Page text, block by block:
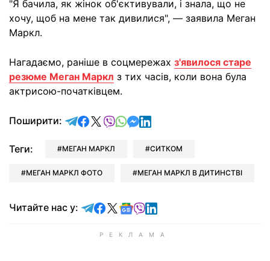
"Я бачила, як жінок об'єктивували, і знала, що не
хочу, щоб на мене так дивилися", — заявила Меган
Маркл.
Нагадаємо, раніше в соцмережах з'явилося старе
резюме Меган Маркл з тих часів, коли вона була
актрисою-початківцем.
Поширити: відправити у Telegram
поділитись у Facebook
поділитись у X
відправити у Viber
відправити у Whatsapp
відправити у Messenger
відправити у LinkedIn
Теги: МЕГАН МАРКЛ СИТКОМ
МЕГАН МАРКЛ ФОТО МЕГАН МАРКЛ В ДИТИНСТВІ
Читайте нас у: Читайте у Telegram
Читайте у Facebook
Читайте у X
Читайте у Google news
Читайте у Viber
Читайте у LinkedIn